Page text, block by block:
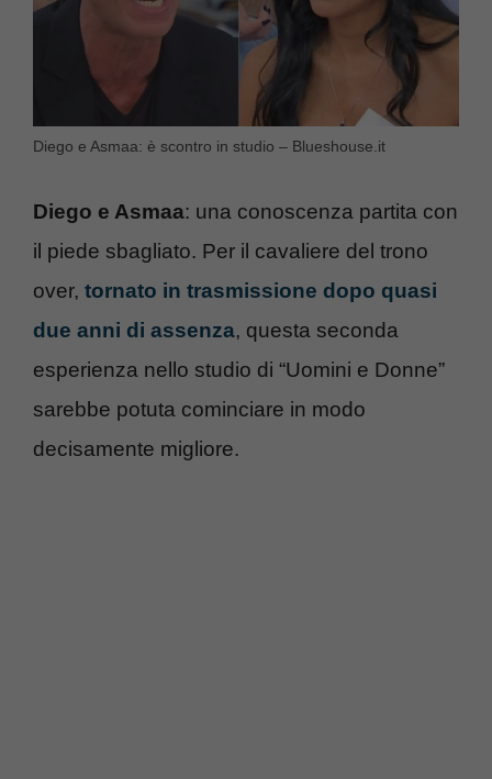
Diego e Asmaa: è scontro in studio – Blueshouse.it
Diego e Asmaa: una conoscenza partita con
il piede sbagliato. Per il cavaliere del trono
over, tornato in trasmissione dopo quasi
due anni di assenza, questa seconda
esperienza nello studio di “Uomini e Donne”
sarebbe potuta cominciare in modo
decisamente migliore.